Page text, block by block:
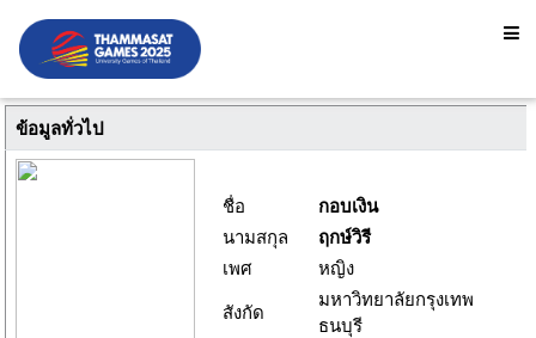
ข้อมูลทั่วไป
ชื่อ
กอบเงิน
นามสกุล
ฤกษ์วิรี
เพศ
หญิง
สังกัด
มหาวิทยาลัยกรุงเทพ
ธนบุรี